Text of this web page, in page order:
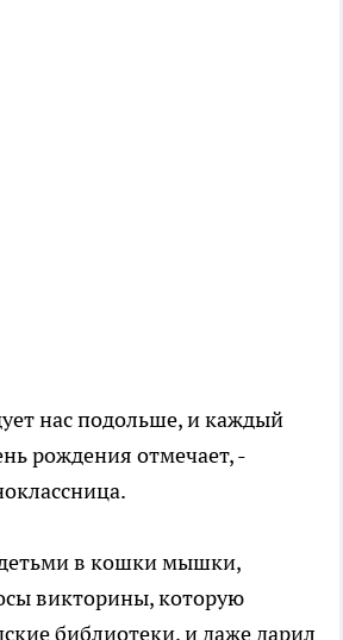
нас подольше, и каждый
рождения отмечает, -
детьми в кошки мышки,
викторины, которую
библиотеки, и даже дарил